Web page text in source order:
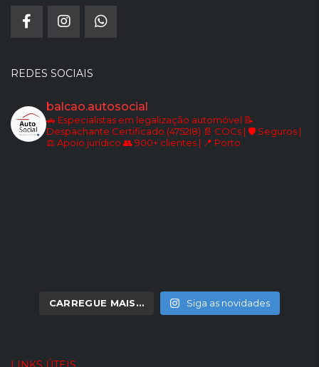
REDES SOCIAIS
balcao.autosocial
🚗 Especialistas em legalização automóvel 📝
Despachante Certificado (4752I8) 📄 COCs | 🛡️ Seguros |
⚖️ Apoio jurídico 👥 900+ clientes | 📍 Porto
CARREGUE MAIS… Siga as novidades